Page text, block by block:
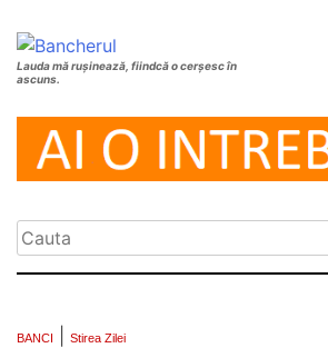
Lauda mă rușinează, fiindcă o cerșesc în
ascuns.
BANCI Stirea Zilei